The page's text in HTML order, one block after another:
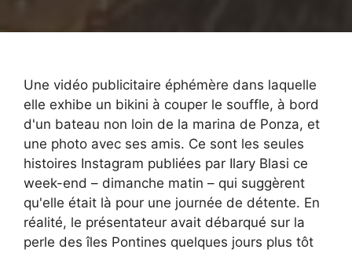
Une vidéo publicitaire éphémère dans laquelle
elle exhibe un bikini à couper le souffle, à bord
d'un bateau non loin de la marina de Ponza, et
une photo avec ses amis. Ce sont les seules
histoires Instagram publiées par Ilary Blasi ce
week-end – dimanche matin – qui suggèrent
qu'elle était là pour une journée de détente. En
réalité, le présentateur avait débarqué sur la
perle des îles Pontines quelques jours plus tôt